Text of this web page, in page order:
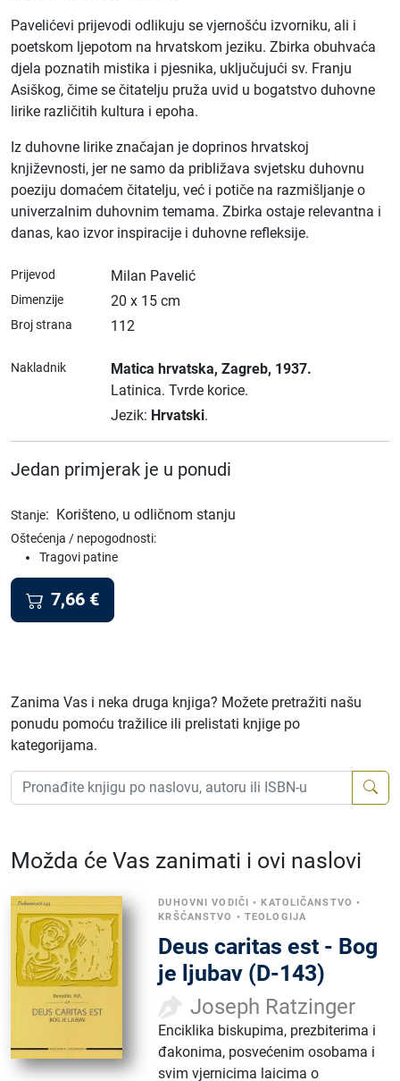
Pavelićevi prijevodi odlikuju se vjernošću izvorniku, ali i
poetskom ljepotom na hrvatskom jeziku. Zbirka obuhvaća
djela poznatih mistika i pjesnika, uključujući sv. Franju
Asiškog, čime se čitatelju pruža uvid u bogatstvo duhovne
lirike različitih kultura i epoha.
Iz duhovne lirike značajan je doprinos hrvatskoj
književnosti, jer ne samo da približava svjetsku duhovnu
poeziju domaćem čitatelju, već i potiče na razmišljanje o
univerzalnim duhovnim temama. Zbirka ostaje relevantna i
danas, kao izvor inspiracije i duhovne refleksije.
Prijevod Milan Pavelić
Dimenzije 20 x 15 cm
Broj strana 112
Nakladnik Matica hrvatska, Zagreb, 1937.
Latinica. Tvrde korice.
Jezik: Hrvatski.
Jedan primjerak je u ponudi
Stanje: Korišteno, u odličnom stanju
Oštećenja / nepogodnosti:
Tragovi patine
7,66 €
Zanima Vas i neka druga knjiga? Možete pretražiti našu
ponudu pomoću tražilice ili prelistati knjige po
kategorijama.
Možda će Vas zanimati i ovi naslovi
DUHOVNI VODIČI •KATOLIČANSTVO •
KRŠĆANSTVO • TEOLOGIJA
Deus caritas est - Bog
je ljubav (D-143)
Joseph Ratzinger
Enciklika biskupima, prezbiterima i
đakonima, posvećenim osobama i
svim vjernicima laicima o